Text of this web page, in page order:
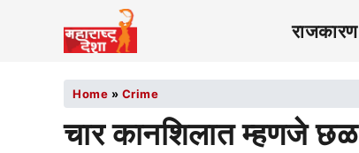
राजकारण
Home » Crime
चार कानशिलात म्हणजे छळ